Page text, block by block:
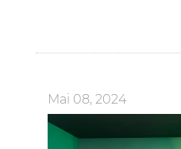
Mai 08, 2024